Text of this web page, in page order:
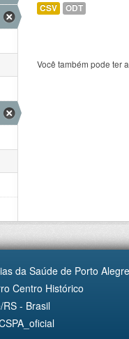
CSV ODT
Você também pode ter
da Saúde de Porto Alegre
Centro Histórico
- Brasil